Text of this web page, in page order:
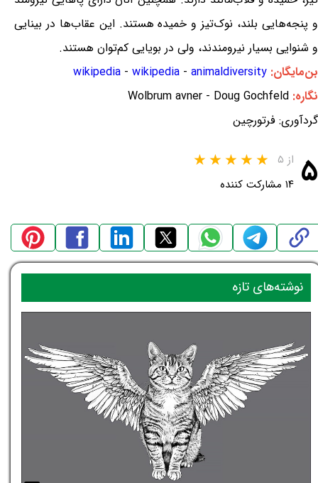
و پنجه‌هایی بلند، نوک‌تیز و خمیده هستند. این عقاب‌ها در بینایی
و شنوایی بسیار نیرومندند، ولی در بویایی کم‌توان هستند.
بن‌مایگان:
wikipedia - wikipedia - animaldiversity
نگاره: Wolbrum avner - Doug Gochfeld
گردآوری: فرتورچین
۵ از ۵
۱۴ مشارکت کننده
نوشته‌های تازه